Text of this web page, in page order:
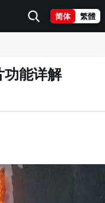
简体 繁體
功能详解